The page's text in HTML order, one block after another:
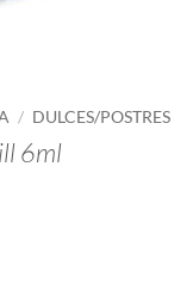
/ DULCES/POSTRES
6ml